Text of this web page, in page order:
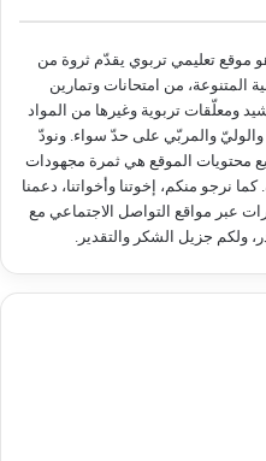
ن
موقع تعليمي تربوي يقدّم ثروة من
المتنوعة، من امتحانات وتمارين
ومعلّقات تربوية وغيرها من المواد
والوليّ والمربّي على حدّ سواء. ونودّ
محتويات الموقع هي ثمرة مجهودات
كما نرجو منكم، إخوتنا وأخواتنا، دعمنا
عبر مواقع التواصل الاجتماعي مع
ولكم جزيل الشكر والتقدير.